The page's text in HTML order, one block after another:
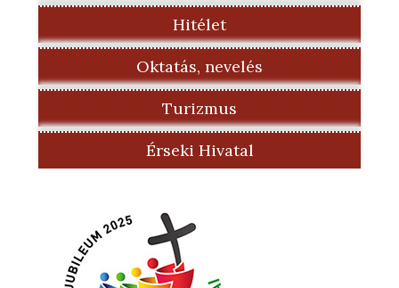
Hitélet
Oktatás, nevelés
Turizmus
Érseki Hivatal